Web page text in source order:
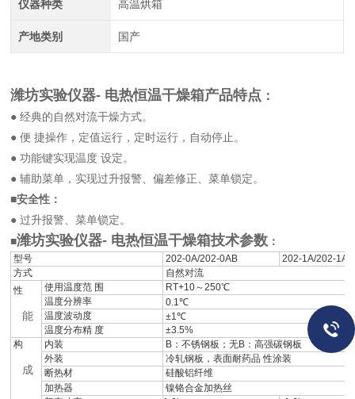
仪器种类 高温烘箱
产地类别 国产
潍坊实验仪器- 电热恒温干燥箱产品特点 ：
● 经典的自然对流干燥方式。
● 便 捷操作，定值运行，定时运行，自动停止。
● 功能键实现温度 设定。
● 辅助菜单，实现过升报警、偏差修正、菜单锁定。
■安全性：
● 过升报警、菜单锁定。
■潍坊实验仪器- 电热恒温干燥箱技术参数 ：
型号 202-0A/202-0AB
202-1A/202-1AB
方式
自然对流
性
能
使用温度范 围
RT+10～250℃
温度分辨率
0.1℃
温度波动度
±1℃
温度分布精 度
±3.5%
构
成
内装
B：不锈钢板；无B：高强碳钢板
外装
冷轧钢板，表面耐药品 性涂装
断热材
硅酸铝纤维
加热器
镍铬合金加热丝